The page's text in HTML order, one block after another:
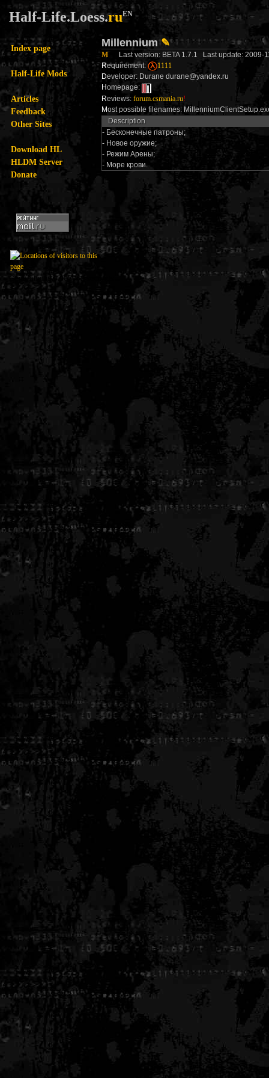
Half-Life.Loess.ruEN
Index page
Half-Life Mods
Articles
Feedback
Other Sites
Download HL
HLDM Server
Donate
Millennium✎
M Last version: BETA 1.7.1 Last update: 2009-
Requirement:
1111
Developer: Durane durane@yandex.ru
Homepage:
Reviews: forum.csmania.ru!
Most possible filenames:
Description
- Бесконечные патроны;
- Новое оружие;
- Режим Арены;
- Море крови.
Generated in 0.005868 seconds